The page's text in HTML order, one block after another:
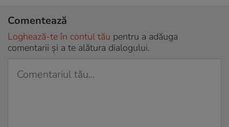
Comentează
Loghează-te în contul tău pentru a adăuga
comentarii și a te alătura dialogului.